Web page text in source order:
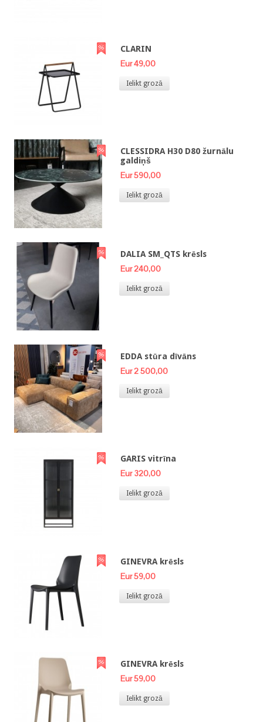
CLARIN
Eur 49,00
Ielikt grozā
CLESSIDRA H30 D80 žurnālu
galdiņš
Eur 590,00
Ielikt grozā
DALIA SM_QTS krēsls
Eur 240,00
Ielikt grozā
EDDA stūra dīvāns
Eur 2 500,00
Ielikt grozā
GARIS vitrīna
Eur 320,00
Ielikt grozā
GINEVRA krēsls
Eur 59,00
Ielikt grozā
GINEVRA krēsls
Eur 59,00
Ielikt grozā